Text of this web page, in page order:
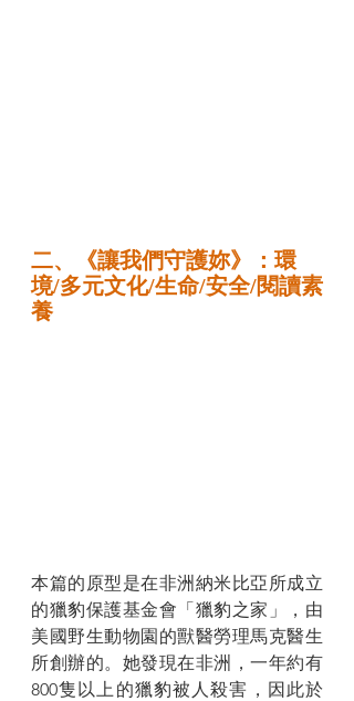
二、《讓我們守護妳》：環
境/多元文化/生命/安全/閱讀素
養
本篇的原型是在非洲納米比亞所成立
的獵豹保護基金會「獵豹之家」，由
美國野生動物園的獸醫勞理馬克醫生
所創辦的。她發現在非洲，一年約有
800隻以上的獵豹被人殺害，因此於